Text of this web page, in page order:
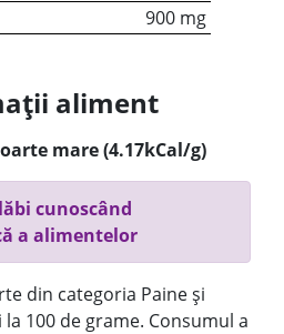
900 mg
aliment
mare (4.17kCal/g)
cunoscând
a alimentelor
din categoria Paine și
100 de grame. Consumul a